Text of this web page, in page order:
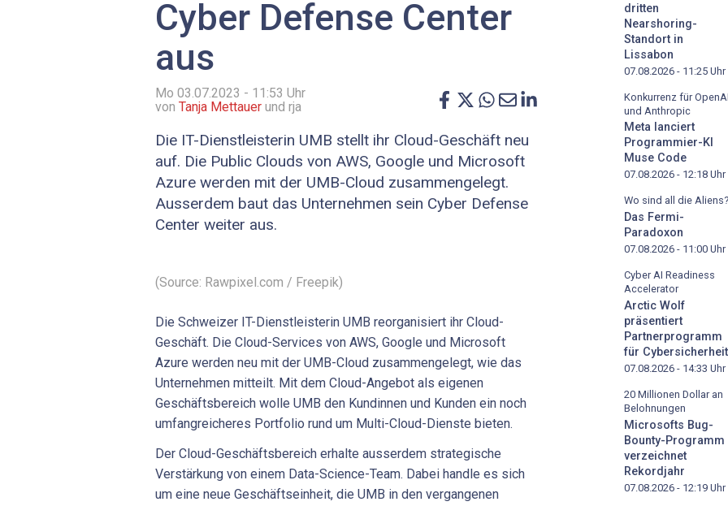
Cyber Defense Center
aus
Mo 03.07.2023 - 11:53 Uhr
von Tanja Mettauer und rja
Die IT-Dienstleisterin UMB stellt ihr Cloud-Geschäft neu
auf. Die Public Clouds von AWS, Google und Microsoft
Azure werden mit der UMB-Cloud zusammengelegt.
Ausserdem baut das Unternehmen sein Cyber Defense
Center weiter aus.
(Source: Rawpixel.com / Freepik)
Die Schweizer IT-Dienstleisterin UMB reorganisiert ihr Cloud-
Geschäft. Die Cloud-Services von AWS, Google und Microsoft
Azure werden neu mit der UMB-Cloud zusammengelegt, wie das
Unternehmen mitteilt. Mit dem Cloud-Angebot als eigenen
Geschäftsbereich wolle UMB den Kundinnen und Kunden ein noch
umfangreicheres Portfolio rund um Multi-Cloud-Dienste bieten.
Der Cloud-Geschäftsbereich erhalte ausserdem strategische
Verstärkung von einem Data-Science-Team. Dabei handle es sich
um eine neue Geschäftseinheit, die UMB in den vergangenen
dritten
Nearshoring-
Standort in
Lissabon
07.08.2026 - 11:25 Uhr
Konkurrenz für OpenAI
und Anthropic
Meta lanciert
Programmier-KI
Muse Code
07.08.2026 - 12:18 Uhr
Wo sind all die Aliens?
Das Fermi-
Paradoxon
07.08.2026 - 11:00 Uhr
Cyber AI Readiness
Accelerator
Arctic Wolf
präsentiert
Partnerprogramm
für Cybersicherheit
07.08.2026 - 14:33 Uhr
20 Millionen Dollar an
Belohnungen
Microsofts Bug-
Bounty-Programm
verzeichnet
Rekordjahr
07.08.2026 - 12:19 Uhr